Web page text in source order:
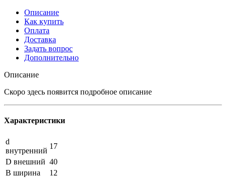
Описание
Как купить
Оплата
Доставка
Задать вопрос
Дополнительно
Описание
Скоро здесь появится подробное описание
Характеристики
d
внутренний
17
D внешний 40
B ширина
12